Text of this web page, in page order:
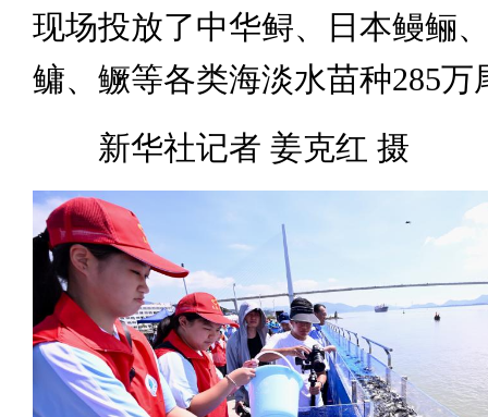
现场投放了中华鲟、日本鳗鲡
鳙、鳜等各类海淡水苗种285万
新华社记者 姜克红 摄